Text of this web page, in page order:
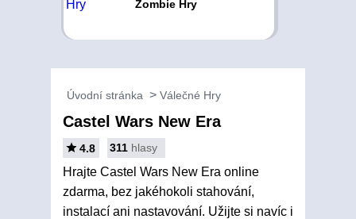
Zombie Hry
Úvodní stránka Válečné Hry
Castel Wars New Era
4.8 311 hlasy
Hrajte Castel Wars New Era online
zdarma, bez jakéhokoli stahování,
instalací ani nastavování. Užijte si navíc i